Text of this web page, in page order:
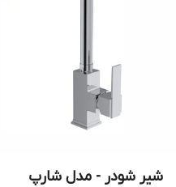
شیر شودر - مدل شارپ